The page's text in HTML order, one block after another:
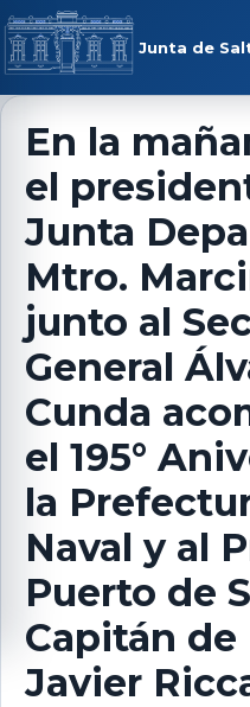
Saltar al contenido
Junta de
menú
En la
el
Junta
Mtro.
junto al
General
Cunda
el 195°
la
Naval y al
Puerto de
Capitán de
Javier